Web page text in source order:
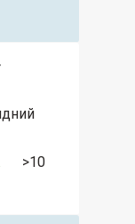
>10